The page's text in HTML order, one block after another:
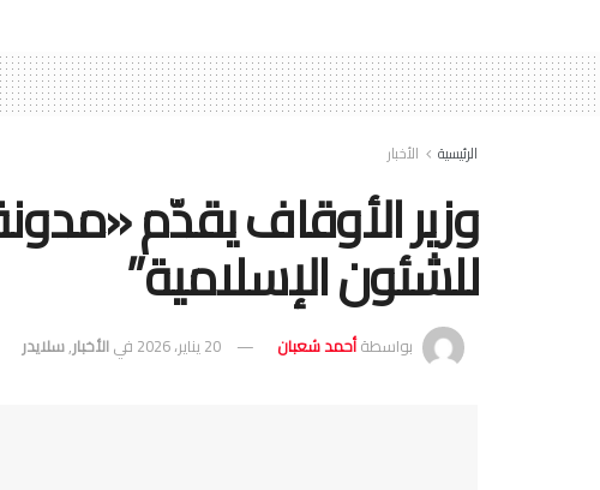
الرئيسية الأخبار
وزير الأوقاف يقدّم
للشئون الإسلامية”
بواسطةأحمد شعبان 20 يناير، 2026 فيالأخبار,سلايدر